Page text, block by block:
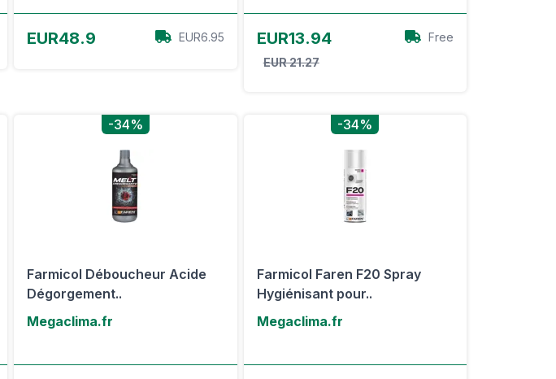
EUR48.9 EUR6.95 EUR13.94
EUR 21.27
Free
-34%
Farmicol Déboucheur Acide
Dégorgement..
Megaclima.fr
-34%
Farmicol Faren F20 Spray
Hygiénisant pour..
Megaclima.fr